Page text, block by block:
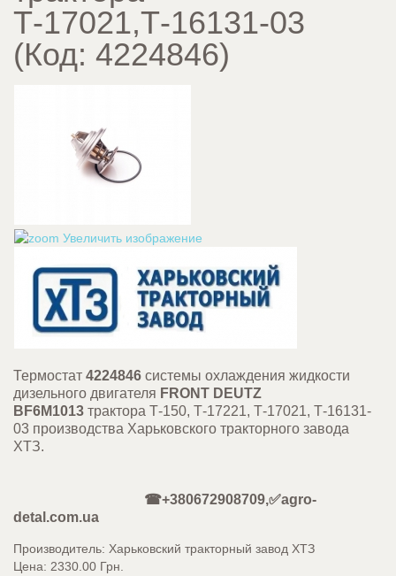
Т-17021,Т-16131-03
(Код: 4224846)
Увеличить изображение
Термостат 4224846 системы охлаждения жидкости
дизельного двигателя FRONT DEUTZ
BF6M1013 трактора Т-150, Т-17221, Т-17021, Т-16131-
03 производства Харьковского тракторного завода
ХТЗ.
☎+380672908709,✅agro-
detal.com.ua
Производитель: Харьковский тракторный завод ХТЗ
Цена: 2330.00 Грн.